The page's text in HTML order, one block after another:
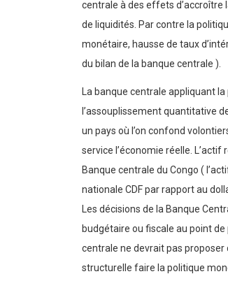
centrale à des effets d’accroître
de liquidités. Par contre la
monétaire, hausse de taux
du bilan de la banque centrale ).
La banque centrale appliquant
l’assouplissement quantitative
un pays où l’on confond
service l’économie réelle.
Banque centrale du Congo (
nationale CDF par rapport au
Les décisions de la Banque
budgétaire ou fiscale au point
centrale ne devrait pas proposer
structurelle faire la politique